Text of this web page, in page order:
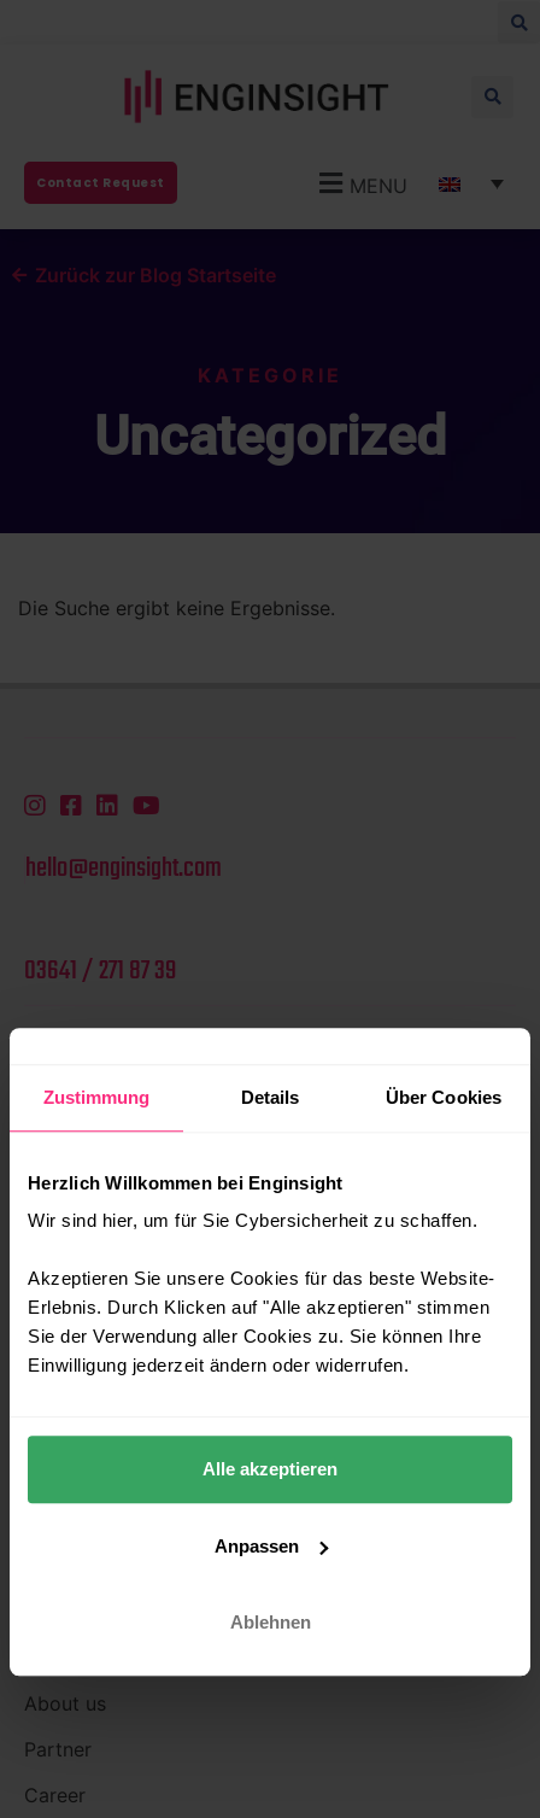
Zustimmung Details Über Cookies
Herzlich Willkommen bei Enginsight
Wir sind hier, um für Sie Cybersicherheit zu schaffen.
Akzeptieren Sie unsere Cookies für das beste Website-
Erlebnis. Durch Klicken auf "Alle akzeptieren" stimmen
Sie der Verwendung aller Cookies zu. Sie können Ihre
Einwilligung jederzeit ändern oder widerrufen.
Alle akzeptieren
Anpassen
Ablehnen
Contact Request MENU
Zurück zur Blog Startseite
KATEGORIE
Uncategorized
Die Suche ergibt keine Ergebnisse.
hello@enginsight.com
03641 / 271 87 39
Vulnerability
IT-Monitoring
Automated Pentest
Vulnerability Management
Documentation
About us
Partner
Career